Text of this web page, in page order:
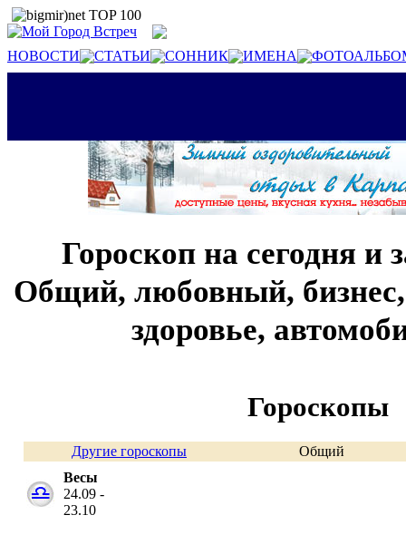
НОВОСТИ СТАТЬИ СОННИК ИМЕНА
Гороскоп на сегодня и
Общий, любовный,
здоровье,
Гороскопы
Другие гороскопы
Общий
Весы
24.09 -
23.10